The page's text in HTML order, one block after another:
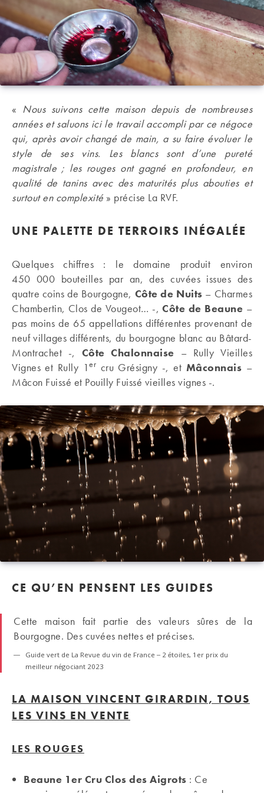
« Nous suivons cette maison depuis de nombreuses
années et saluons ici le travail accompli par ce négoce
qui, après avoir changé de main, a su faire évoluer le
style de ses vins. Les blancs sont d’une pureté
magistrale ; les rouges ont gagné en profondeur, en
qualité de tanins avec des maturités plus abouties et
surtout en complexité» précise La RVF.
UNE PALETTE DE TERROIRS INÉGALÉE
Quelques chiffres : le domaine produit environ
450 000 bouteilles par an, des cuvées issues des
quatre coins de Bourgogne, Côte de Nuits – Charmes
Chambertin, Clos de Vougeot… -,Côte de Beaune –
pas moins de 65 appellations différentes provenant de
neuf villages différents, du bourgogne blanc au Bâtard-
Montrachet -, Côte Chalonnaise – Rully Vieilles
Vignes et Rully 1er cru Grésigny -, et Mâconnais –
Mâcon Fuissé et Pouilly Fuissé vieilles vignes -.
CE QU’EN PENSENT LES GUIDES
Cette maison fait partie des valeurs sûres de la
Bourgogne. Des cuvées nettes et précises.
Guide vert de La Revue du vin de France – 2 étoiles, 1er prix du
meilleur négociant 2023
LA MAISON VINCENT GIRARDIN, TOUS
LES VINS EN VENTE
LES ROUGES
Beaune 1er Cru Clos des Aigrots : Ce